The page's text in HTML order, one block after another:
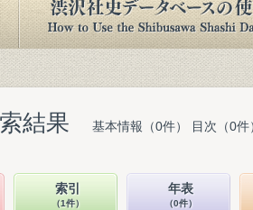
結果 基本情報（0件） 目次（0件
索引
（1件）
年表
（0件）